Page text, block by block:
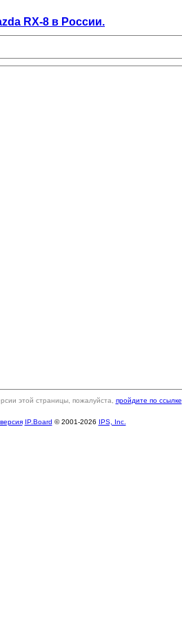
RX-8 в России.
этой страницы, пожалуйста, пройдите по ссылке
IP.Board © 2001-2026 IPS, Inc.